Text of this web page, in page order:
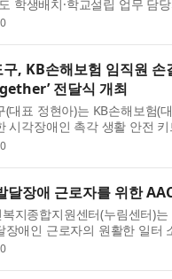
학생배치·학교설립 업무 담
담당자 40여 명이 참...
, KB손해보험 임직원
전달식 개최
(대표 정현아)는 KB손해보험(
시각장애인 촉각 생활 안전
협회에서 진행했다고 밝...
달장애 근로자를 위한
지종합지원센터(누림센터)
장애인 근로자의 원활한 일터
and Alternative Commu...